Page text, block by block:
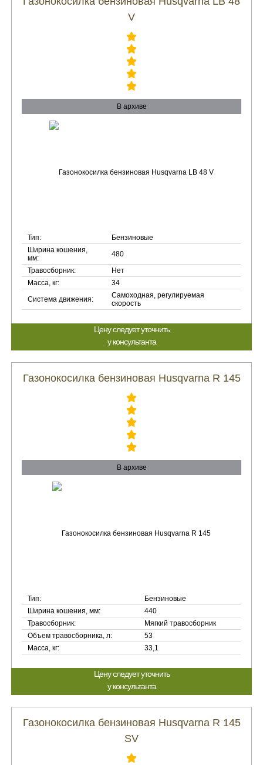
V
В архиве
Тип:
Бензиновые
Ширина кошения,
мм:
480
Травосборник:
Нет
Масса, кг:
34
Система движения:
Самоходная, регулируемая
скорость
Цену следует уточнить
у консультанта
Газонокосилка бензиновая Husqvarna R 145
В архиве
Тип:
Бензиновые
Ширина кошения, мм:
440
Травосборник:
Мягкий травосборник
Объем травосборника, л:
53
Масса, кг:
33,1
Цену следует уточнить
у консультанта
Газонокосилка бензиновая Husqvarna R 145
SV